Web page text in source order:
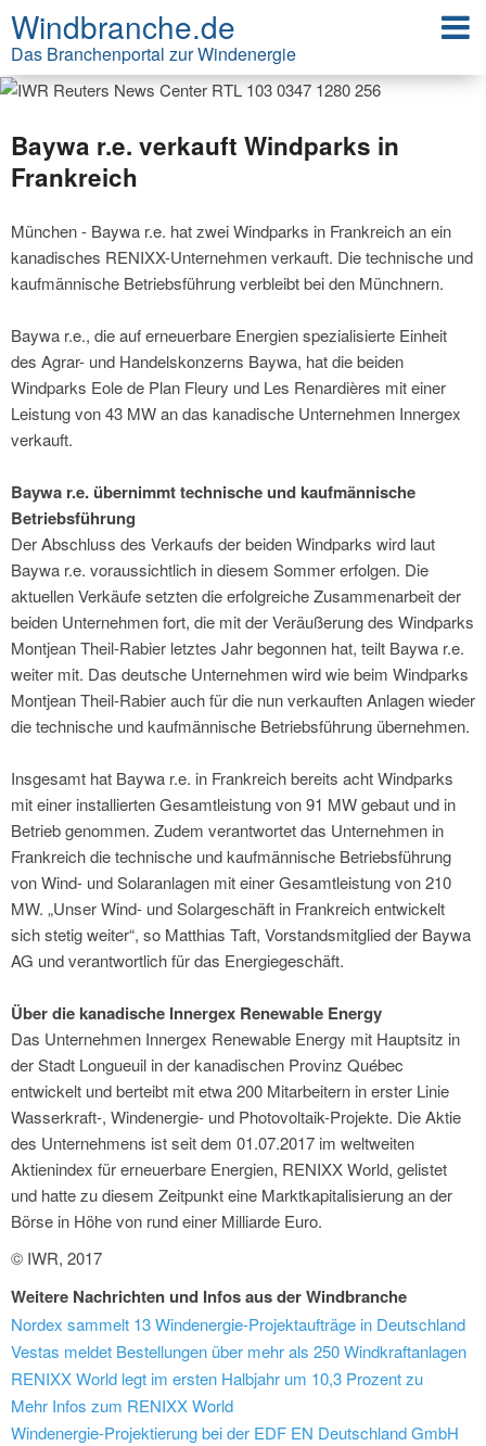
Windbranche.de
Das Branchenportal zur Windenergie
Baywa r.e. verkauft Windparks in
Frankreich
München - Baywa r.e. hat zwei Windparks in Frankreich an ein
kanadisches RENIXX-Unternehmen verkauft. Die technische und
kaufmännische Betriebsführung verbleibt bei den Münchnern.
Baywa r.e., die auf erneuerbare Energien spezialisierte Einheit
des Agrar- und Handelskonzerns Baywa, hat die beiden
Windparks Eole de Plan Fleury und Les Renardières mit einer
Leistung von 43 MW an das kanadische Unternehmen Innergex
verkauft.
Baywa r.e. übernimmt technische und kaufmännische
Betriebsführung
Der Abschluss des Verkaufs der beiden Windparks wird laut
Baywa r.e. voraussichtlich in diesem Sommer erfolgen. Die
aktuellen Verkäufe setzten die erfolgreiche Zusammenarbeit der
beiden Unternehmen fort, die mit der Veräußerung des Windparks
Montjean Theil-Rabier letztes Jahr begonnen hat, teilt Baywa r.e.
weiter mit. Das deutsche Unternehmen wird wie beim Windparks
Montjean Theil-Rabier auch für die nun verkauften Anlagen wieder
die technische und kaufmännische Betriebsführung übernehmen.
Insgesamt hat Baywa r.e. in Frankreich bereits acht Windparks
mit einer installierten Gesamtleistung von 91 MW gebaut und in
Betrieb genommen. Zudem verantwortet das Unternehmen in
Frankreich die technische und kaufmännische Betriebsführung
von Wind- und Solaranlagen mit einer Gesamtleistung von 210
MW. „Unser Wind- und Solargeschäft in Frankreich entwickelt
sich stetig weiter“, so Matthias Taft, Vorstandsmitglied der Baywa
AG und verantwortlich für das Energiegeschäft.
Über die kanadische Innergex Renewable Energy
Das Unternehmen Innergex Renewable Energy mit Hauptsitz in
der Stadt Longueuil in der kanadischen Provinz Québec
entwickelt und berteibt mit etwa 200 Mitarbeitern in erster Linie
Wasserkraft-, Windenergie- und Photovoltaik-Projekte. Die Aktie
des Unternehmens ist seit dem 01.07.2017 im weltweiten
Aktienindex für erneuerbare Energien, RENIXX World, gelistet
und hatte zu diesem Zeitpunkt eine Marktkapitalisierung an der
Börse in Höhe von rund einer Milliarde Euro.
© IWR, 2017
Weitere Nachrichten und Infos aus der Windbranche
Nordex sammelt 13 Windenergie-Projektaufträge in Deutschland
Vestas meldet Bestellungen über mehr als 250 Windkraftanlagen
RENIXX World legt im ersten Halbjahr um 10,3 Prozent zu
Mehr Infos zum RENIXX World
Windenergie-Projektierung bei der EDF EN Deutschland GmbH